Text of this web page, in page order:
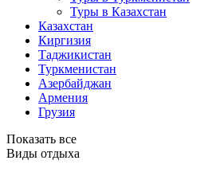
Туры в Казахстан
Казахстан
Киргизия
Таджикистан
Туркменистан
Азербайджан
Армения
Грузия
Показать все
Виды отдыха